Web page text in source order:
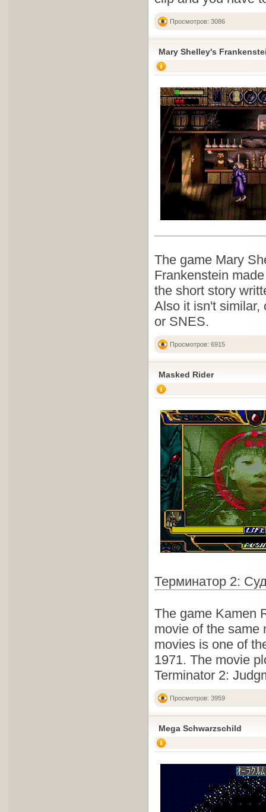
Просмотров: 3086
Mary Shelley's
The game Mary
Frankenstein
the short story
Also it isn't similar,
or SNES.
Просмотров: 6915
Masked Rider
Терминатор 2:
The game Kamen
movie of the same
movies is one of
1971. The movie
Terminator 2:
Просмотров: 3959
Mega Schwarzschild